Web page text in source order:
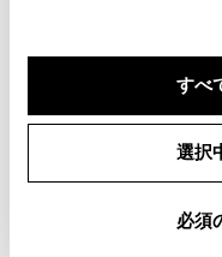
すべ
選択
必須
メールアドレス